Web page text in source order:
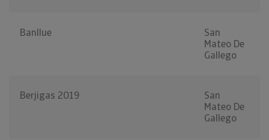
Banllue
San
Mateo De
Gallego
Berjigas 2019
San
Mateo De
Gallego